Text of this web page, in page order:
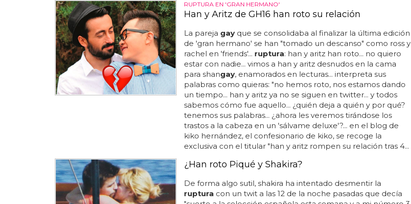
RUPTURA EN 'GRAN HERMANO'
Han y Aritz de GH16 han roto su relación
La pareja gayque se consolidaba al finalizar la última edición
de 'gran hermano' se han "tomado un descanso" como ross y
rachel en 'friends'... ruptura: han y aritz han roto... no quiero
estar con nadie... vimos a han y aritz desnudos en la cama
para shangay, enamorados en lecturas... interpreta sus
palabras como quieras: "no hemos roto, nos estamos dando
un tiempo... han y aritz ya no se siguen en twitter... y todos
sabemos cómo fue aquello... ¿quién deja a quién y por qué?
tenemos sus palabras... ¿ahora les veremos tirándose los
trastos a la cabeza en un 'sálvame deluxe'?... en el blog de
kiko hernández, el confesionario de kiko, se recoge la
exclusiva con el titular "han y aritz rompen su relación tras 4...
¿Han roto Piqué y Shakira?
De forma algo sutil, shakira ha intentado desmentir la
ruptura con un twit a las 12 de la noche pasadas que decía